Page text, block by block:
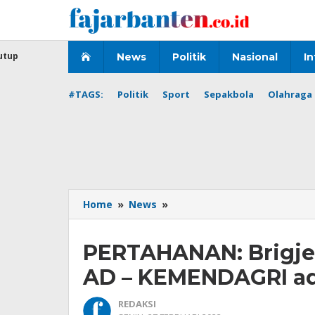
News Politik Nasional
#TAGS: Politik Sport Sepakbola
Home » News »
Brigjen
Sinergitas
TNI
AD
PERTAHANAN:
AD – KEMENDAGRI
REDAKSI